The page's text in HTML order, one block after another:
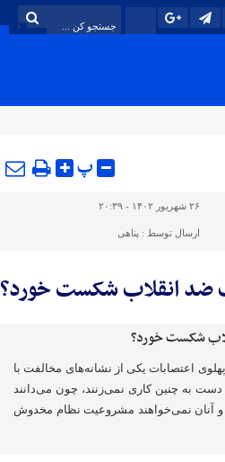
پ
۲۶ شهریور ۱۴۰۲ - ۲۰:۳۹
ارسال توسط : پناهی
ضد انقلاب شکست خورد؟
اعتصابات یکی از نشانه‌های مخالفت با
به چنین کاری نمی‌زنند، چون می‌دانند
آنان نمی‌خواهند مشروعیت نظام مخدوش